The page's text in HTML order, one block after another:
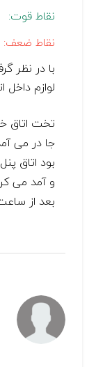
نقاط قوت:
نقاط ضعف:
با در نظر
لوازم داخل
تخت اتاق
جا در می
بود اتاق
و آمد می
بعد از